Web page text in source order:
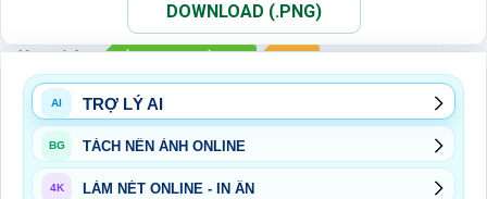
DOWNLOAD (.PNG)
Xem thêm:
AI TRỢ LÝ AI
BG TÁCH NỀN ẢNH ONLINE
4K LÀM NÉT ONLINE - IN ẤN